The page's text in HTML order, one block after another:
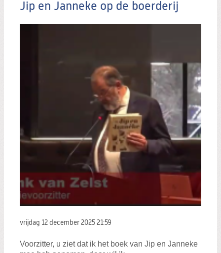
Jip en Janneke op de boerderij
vrijdag 12 december 2025 21:59
Voorzitter, u ziet dat ik het boek van Jip en Janneke